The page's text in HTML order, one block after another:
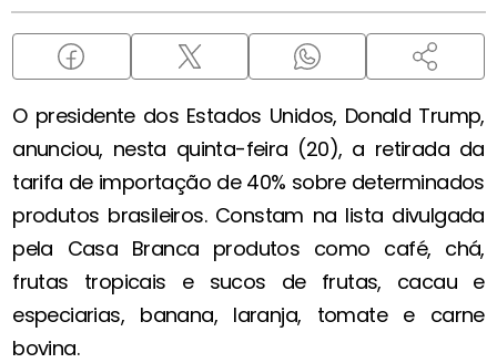
O presidente dos Estados Unidos, Donald Trump,
anunciou, nesta quinta-feira (20), a retirada da
tarifa de importação de 40% sobre determinados
produtos brasileiros. Constam na lista divulgada
pela Casa Branca produtos como café, chá,
frutas tropicais e sucos de frutas, cacau e
especiarias, banana, laranja, tomate e carne
bovina.